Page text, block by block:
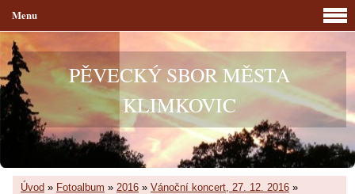
PĚVECKÝ SBOR MĚSTA
KLIMKOVIC
Úvod » Fotoalbum » 2016 » Vánoční koncert, 27. 12. 2016 »
Menu